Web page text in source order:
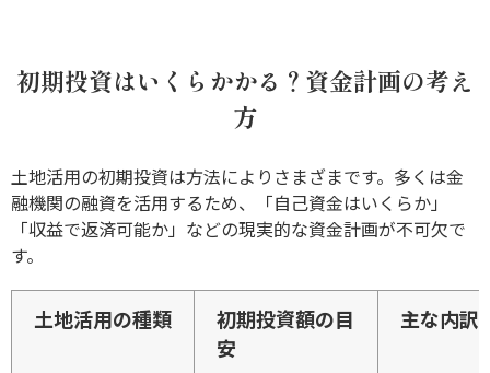
初期投資はいくらかかる？資金計画の考え
方
土地活用の初期投資は方法によりさまざまです。多くは金
融機関の融資を活用するため、「自己資金はいくらか」
「収益で返済可能か」などの現実的な資金計画が不可欠で
す。
土地活用の種類
初期投資額の目
安
主な内訳